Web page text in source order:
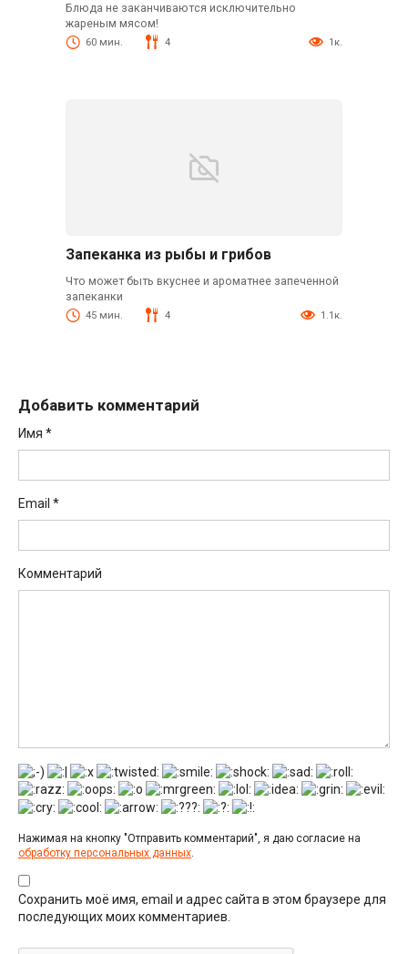
Блюда не заканчиваются исключительно
жареным мясом!
60 мин. 4 1к.
Запеканка из рыбы и грибов
Что может быть вкуснее и ароматнее запеченной
запеканки
45 мин. 4 1.1к.
Добавить комментарий
Имя *
Email *
Комментарий
Нажимая на кнопку "Отправить комментарий", я даю согласие на
обработку персональных данных.
Сохранить моё имя, email и адрес сайта в этом браузере для
последующих моих комментариев.